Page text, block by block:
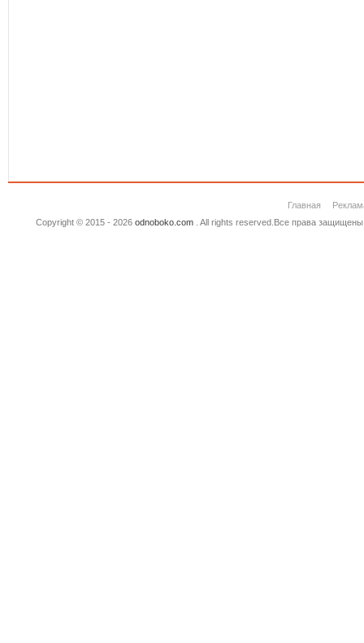
Главная
Copyright © 2015 - 2026 odnoboko.com. All rights reserved.Все права защищены.